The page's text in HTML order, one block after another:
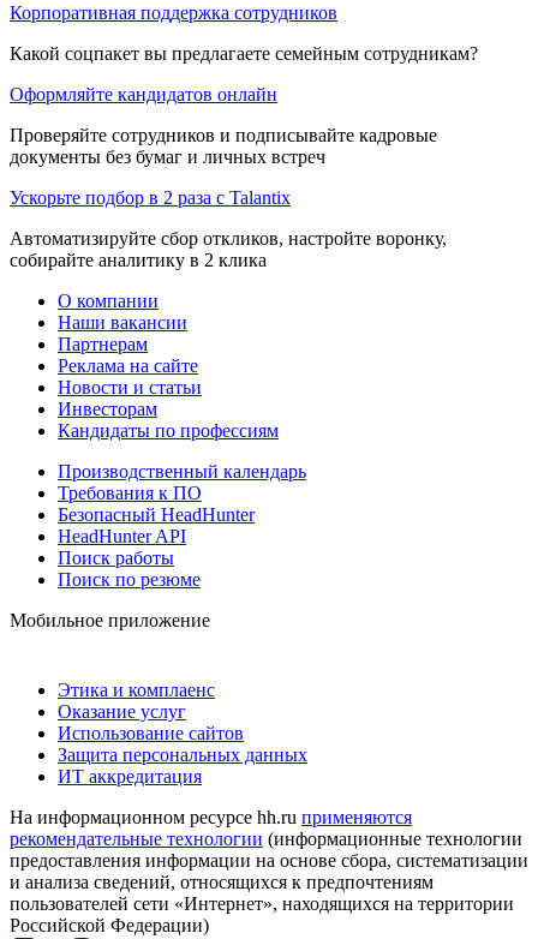
Корпоративная поддержка сотрудников
Какой соцпакет вы предлагаете семейным сотрудникам?
Оформляйте кандидатов онлайн
Проверяйте сотрудников и подписывайте кадровые
документы без бумаг и личных встреч
Ускорьте подбор в 2 раза с Talantix
Автоматизируйте сбор откликов, настройте воронку,
собирайте аналитику в 2 клика
О компании
Наши вакансии
Партнерам
Реклама на сайте
Новости и статьи
Инвесторам
Кандидаты по профессиям
Производственный календарь
Требования к ПО
Безопасный HeadHunter
HeadHunter API
Поиск работы
Поиск по резюме
Мобильное приложение
Этика и комплаенс
Оказание услуг
Использование сайтов
Защита персональных данных
ИТ аккредитация
На информационном ресурсе hh.ru применяются
рекомендательные технологии (информационные технологии
предоставления информации на основе сбора, систематизации
и анализа сведений, относящихся к предпочтениям
пользователей сети «Интернет», находящихся на территории
Российской Федерации)